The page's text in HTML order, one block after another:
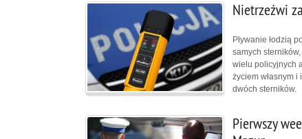
Nietrzeźwi
Pływanie łodzią
samych
wielu policyjnych
życiem własnym i
dwóch sterników.
Pierwszy